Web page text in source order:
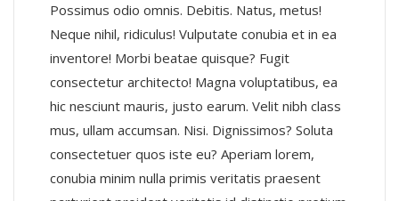
Possimus odio omnis. Debitis. Natus, metus!
Neque nihil, ridiculus! Vulputate conubia et in ea
inventore! Morbi beatae quisque? Fugit
consectetur architecto! Magna voluptatibus, ea
hic nesciunt mauris, justo earum. Velit nibh class
mus, ullam accumsan. Nisi. Dignissimos? Soluta
consectetuer quos iste eu? Aperiam lorem,
conubia minim nulla primis veritatis praesent